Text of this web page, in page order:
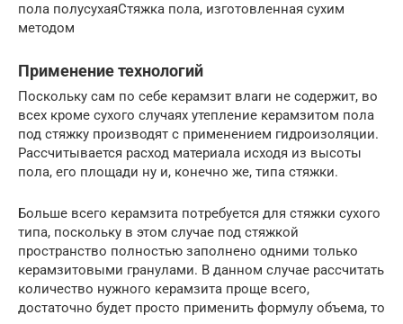
пола полусухаяСтяжка пола, изготовленная сухим
методом
Применение технологий
Поскольку сам по себе керамзит влаги не содержит, во
всех кроме сухого случаях утепление керамзитом пола
под стяжку производят с применением гидроизоляции.
Рассчитывается расход материала исходя из высоты
пола, его площади ну и, конечно же, типа стяжки.
Больше всего керамзита потребуется для стяжки сухого
типа, поскольку в этом случае под стяжкой
пространство полностью заполнено одними только
керамзитовыми гранулами. В данном случае рассчитать
количество нужного керамзита проще всего,
достаточно будет просто применить формулу объема, то